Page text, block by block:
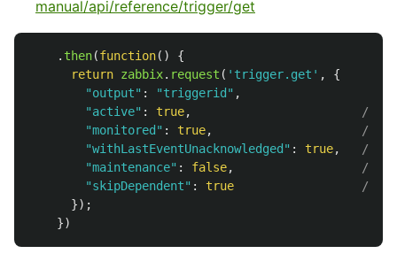
manual/api/reference/trigger/get
. then(function()
{
return zabbix. request ( ' trigger.get ' ,
{
"output" : "triggerid " ,
"active" : true,
//
"monitored " : true,
//
"withLastEventUnacknowledged " : true,
//
"maintenance" : false,
//If
"skipDependent" : true
//
});
})